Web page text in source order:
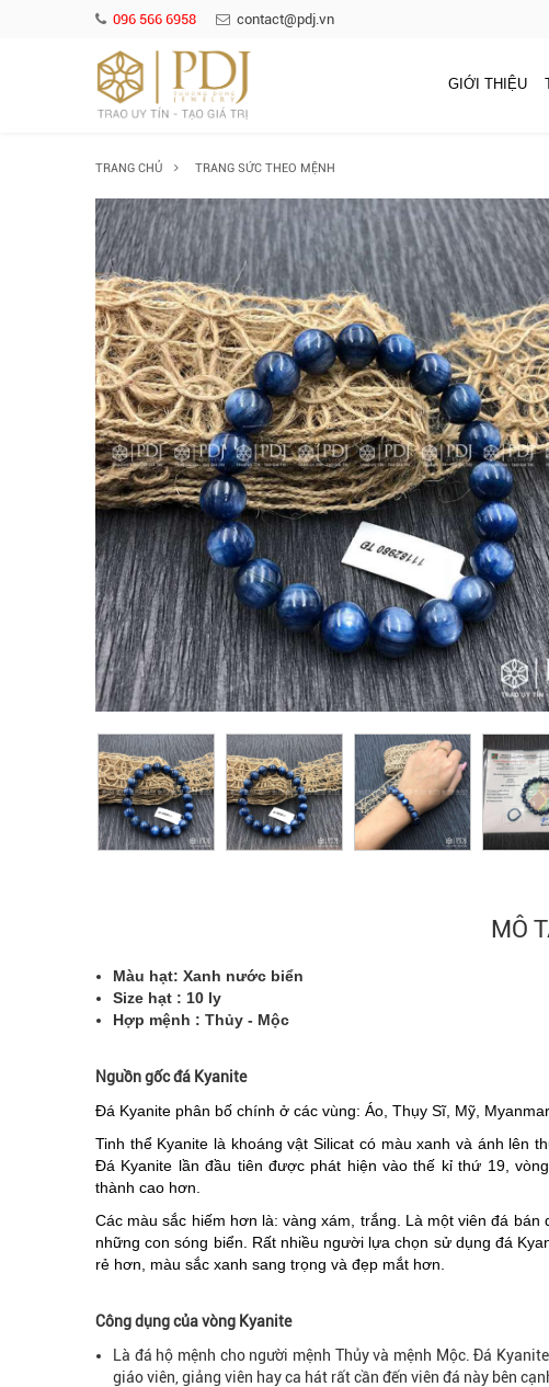
096 566 6958 contact@pdj.vn
GIỚI THIỆU
TRANG CHỦ TRANG SỨC THEO MỆNH
MÔ
Màu hạt: Xanh nước biển
Size hạt : 10 ly
Hợp mệnh : Thủy - Mộc
Nguồn gốc đá Kyanite
Đá Kyanite phân bố chính ở các vùng: Áo, Thụy Sĩ, Mỹ,
Tinh thể Kyanite là khoáng vật Silicat có màu xanh và ánh lên
Đá Kyanite lần đầu tiên được phát hiện vào thế kỉ thứ 19,
thành cao hơn.
Các màu sắc hiếm hơn là: vàng xám, trắng. Là một viên đá
những con sóng biển. Rất nhiều người lựa chọn sử dụng đá
rẻ hơn, màu sắc xanh sang trọng và đẹp mắt hơn.
Công dụng của vòng Kyanite
Là đá hộ mệnh cho người mệnh Thủy và mệnh Mộc. Đá
giáo viên, giảng viên hay ca hát rất cần đến viên đá này bên